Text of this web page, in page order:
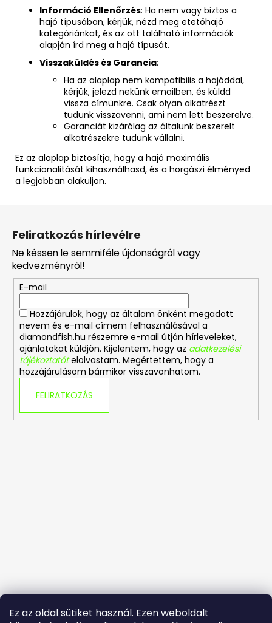
Ez az oldal sütiket használ. Ezen weboldalt
Információ Ellenőrzés: Ha nem vagy biztos a
hajó típusában, kérjük, nézd meg etetőhajó
kategóriánkat, és az ott található információk
alapján írd meg a hajó típusát.
Visszaküldés és Garancia:
Ha az alaplap nem kompatibilis a hajóddal,
kérjük, jelezd nekünk emailben, és küldd
vissza címünkre. Csak olyan alkatrészt
tudunk visszavenni, ami nem lett beszerelve.
Garanciát kizárólag az általunk beszerelt
alkatrészekre tudunk vállalni.
Ez az alaplap biztosítja, hogy a hajó maximális
funkcionalitását kihasználhasd, és a horgászi élményed
a legjobban alakuljon.
Feliratkozás hírlevélre
Ne késsen le semmiféle újdonságról vagy
kedvezményről!
E-mail
Hozzájárulok, hogy az általam önként megadott
nevem és e-mail címem felhasználásával a
diamondfish.hu részemre e-mail útján hírleveleket,
ajánlatokat küldjön. Kijelentem, hogy az adatkezelési
tájékoztatót elolvastam. Megértettem, hogy a
hozzájárulásom bármikor visszavonhatom.
FELIRATKOZÁS